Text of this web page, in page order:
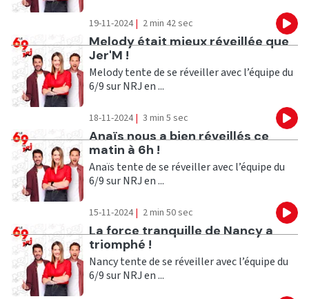
19-11-2024 | 2 min 42 sec
Ecouter
Melody était mieux réveillée que
Jer'M !
Melody tente de se réveiller avec l’équipe du
6/9 sur NRJ en ...
18-11-2024 | 3 min 5 sec
Ecouter
Anaïs nous a bien réveillés ce
matin à 6h !
Anaïs tente de se réveiller avec l’équipe du
6/9 sur NRJ en ...
15-11-2024 | 2 min 50 sec
Ecouter
La force tranquille de Nancy a
triomphé !
Nancy tente de se réveiller avec l’équipe du
6/9 sur NRJ en ...